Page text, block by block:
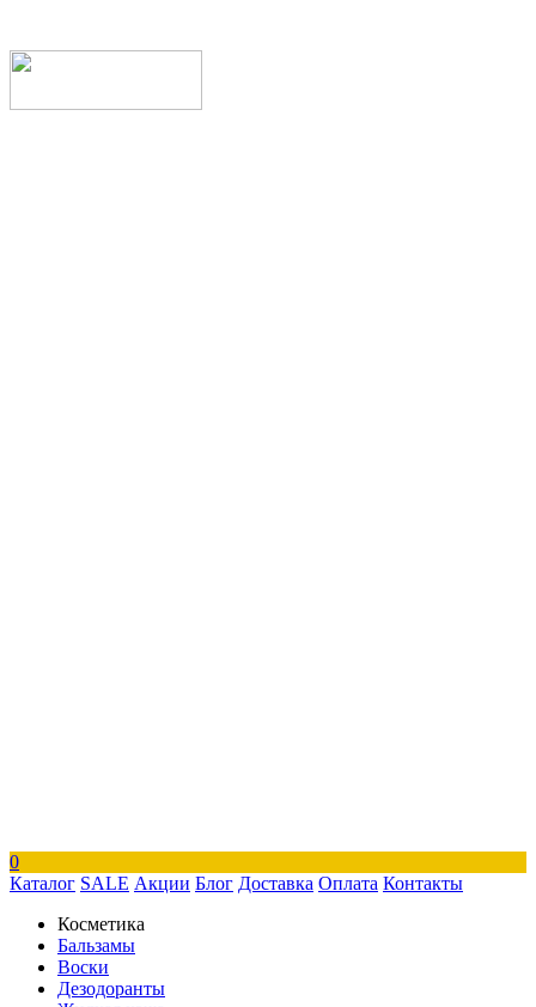
0
Каталог SALE Акции Блог Доставка Оплата Контакты
Косметика
Бальзамы
Воски
Дезодоранты